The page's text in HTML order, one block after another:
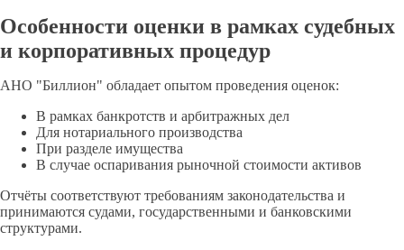
Особенности оценки в рамках судебных
и корпоративных процедур
АНО "Биллион" обладает опытом проведения оценок:
В рамках банкротств и арбитражных дел
Для нотариального производства
При разделе имущества
В случае оспаривания рыночной стоимости активов
Отчёты соответствуют требованиям законодательства и
принимаются судами, государственными и банковскими
структурами.